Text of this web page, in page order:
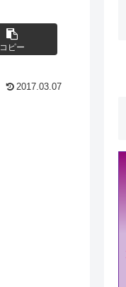
コピー
2017.03.07